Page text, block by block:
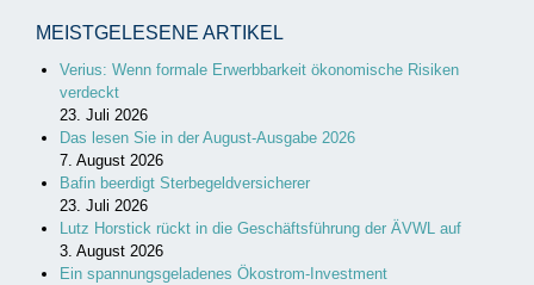
MEISTGELESENE ARTIKEL
Verius: Wenn formale Erwerbbarkeit ökonomische Risiken
verdeckt
23. Juli 2026
Das lesen Sie in der August-Ausgabe 2026
7. August 2026
Bafin beerdigt Sterbegeldversicherer
23. Juli 2026
Lutz Horstick rückt in die Geschäftsführung der ÄVWL auf
3. August 2026
Ein spannungsgeladenes Ökostrom-Investment